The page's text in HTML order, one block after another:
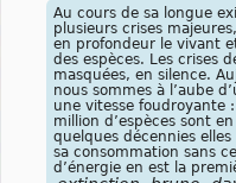
Au cours de sa longue
plusieurs crises
en profondeur le vivant
des espèces. Les crises
masquées, en silence.
nous sommes à l’aube
une vitesse foudroyante
million d’espèces sont
quelques décennies
sa consommation sans
d’énergie en est la